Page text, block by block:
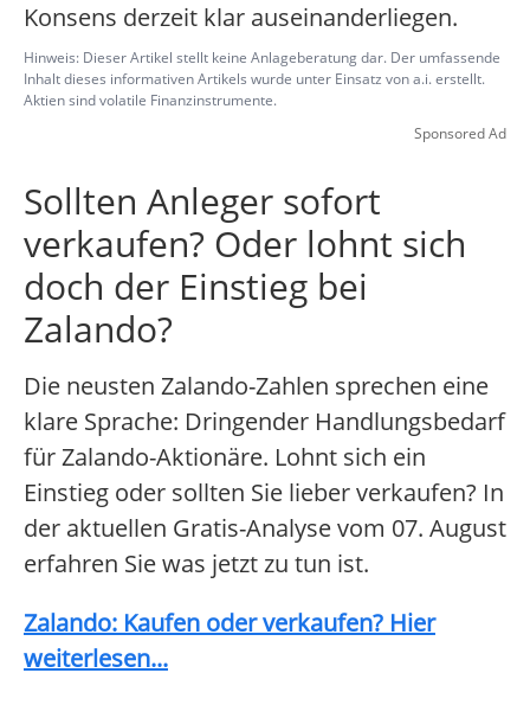
Konsens derzeit klar auseinanderliegen.
Hinweis: Dieser Artikel stellt keine Anlageberatung dar. Der umfassende
Inhalt dieses informativen Artikels wurde unter Einsatz von a.i. erstellt.
Aktien sind volatile Finanzinstrumente.
Sponsored Ad
Sollten Anleger sofort
verkaufen? Oder lohnt sich
doch der Einstieg bei
Zalando?
Die neusten Zalando-Zahlen sprechen eine
klare Sprache: Dringender Handlungsbedarf
für Zalando-Aktionäre. Lohnt sich ein
Einstieg oder sollten Sie lieber verkaufen? In
der aktuellen Gratis-Analyse vom 07. August
erfahren Sie was jetzt zu tun ist.
Zalando: Kaufen oder verkaufen? Hier
weiterlesen...